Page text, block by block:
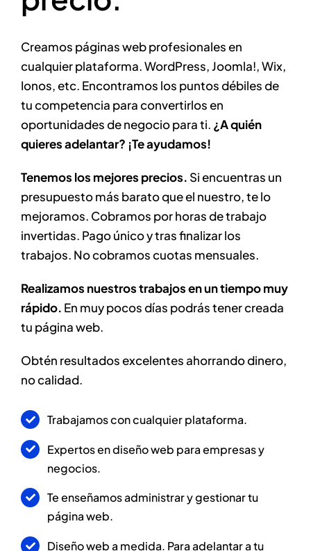
Creamos páginas web profesionales en
cualquier plataforma. WordPress, Joomla!, Wix,
Ionos, etc. Encontramos los puntos débiles de
tu competencia para convertirlos en
oportunidades de negocio para ti. ¿A quién
quieres adelantar? ¡Te ayudamos!
Tenemos los mejores precios. Si encuentras un
presupuesto más barato que el nuestro, te lo
mejoramos. Cobramos por horas de trabajo
invertidas. Pago único y tras finalizar los
trabajos. No cobramos cuotas mensuales.
Realizamos nuestros trabajos en un tiempo muy
rápido. En muy pocos días podrás tener creada
tu página web.
Obtén resultados excelentes ahorrando dinero,
no calidad.
Trabajamos con cualquier plataforma.
Expertos en diseño web para empresas y
negocios.
Te enseñamos administrar y gestionar tu
página web.
Diseño web a medida. Para adelantar a tu